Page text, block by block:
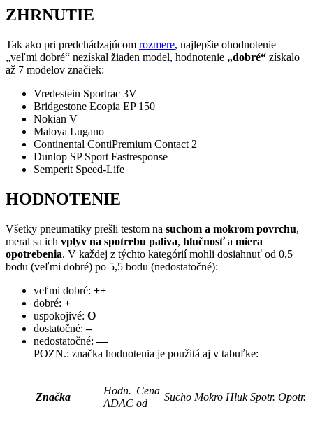
ZHRNUTIE
Tak ako pri predchádzajúcom rozmere, najlepšie ohodnotenie
„veľmi dobré“ nezískal žiaden model, hodnotenie „dobré“ získalo
až 7 modelov značiek:
Vredestein Sportrac 3V
Bridgestone Ecopia EP 150
Nokian V
Maloya Lugano
Continental ContiPremium Contact 2
Dunlop SP Sport Fastresponse
Semperit Speed-Life
HODNOTENIE
Všetky pneumatiky prešli testom na suchom a mokrom povrchu,
meral sa ich vplyv na spotrebu paliva, hlučnosťa miera
opotrebenia. V každej z týchto kategórií mohli dosiahnuť od 0,5
bodu (veľmi dobré) po 5,5 bodu (nedostatočné):
veľmi dobré: ++
dobré: +
uspokojivé: O
dostatočné:–
nedostatočné:—
POZN.: značka hodnotenia je použitá aj v tabuľke:
Značka
Hodn.
ADAC
Cena
od
Sucho Mokro Hluk Spotr. Opotr.